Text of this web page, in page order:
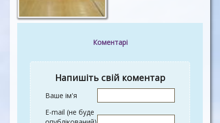
Коментарі
Напишіть свій коментар
Ваше ім'я
E-mail (не буде